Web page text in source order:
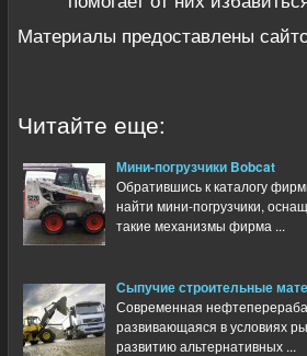
Материалы предоставлены
Читайте еще:
Мини-погрузчики Bobcat
Обратившись к каталогу
найти мини-погрузчики,
такие механизмы фирма ...
Сыпучие строительные
Современная
развивающаяся в условиях
развитию альтернативных ...